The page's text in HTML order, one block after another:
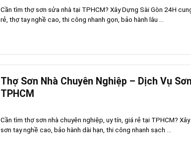
Cần tìm thợ sơn sửa nhà tại TPHCM? Xây Dựng Sài Gòn 24H
rẻ, thợ tay nghề cao, thi công nhanh gọn, bảo hành lâu ...
Thợ Sơn Nhà Chuyên Nghiệp – Dịch Vụ
TPHCM
Cần tìm thợ sơn nhà chuyên nghiệp, uy tín, giá rẻ tại TPHCM?
sơn tay nghề cao, bảo hành dài hạn, thi công nhanh sạch ...